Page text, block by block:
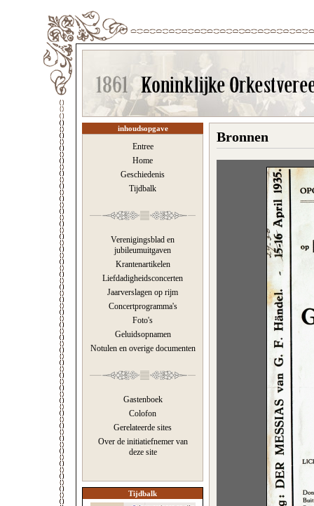
inhoudsopgave
Entree
Home
Geschiedenis
Tijdbalk
Verenigingsblad en
jubileumuitgaven
Krantenartikelen
Liefdadigheidsconcerten
Jaarverslagen op rijm
Concertprogramma's
Foto's
Geluidsopnamen
Notulen en overige documenten
Gastenboek
Colofon
Gerelateerde sites
Over de initiatiefnemer van
deze site
Tijdbalk
Bronnen